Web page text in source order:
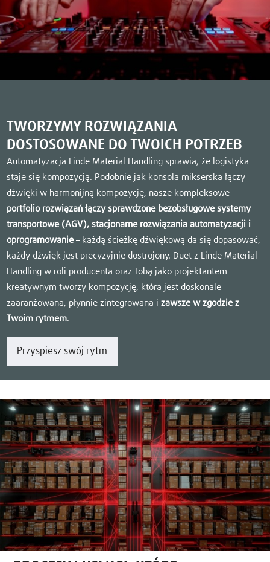
TWORZYMY ROZWIĄZANIA
DOSTOSOWANE DO TWOICH POTRZEB
Automatyzacja Linde Material Handling sprawia, że logistyka
staje się kompozycją. Podobnie jak konsola mikserska łączy
dźwięki w harmonijną kompozycję, nasze kompleksowe
portfolio rozwiązań łączy sprawdzone bezobsługowe systemy
transportowe (AGV), stacjonarne rozwiązania automatyzacji i
oprogramowanie– każdą ścieżkę dźwiękową da się dopasować,
każdy dźwięk jest precyzyjnie dostrojony. Duet z Linde Material
Handling w roli producenta oraz Tobą jako projektantem
kreatywnym tworzy kompozycję, która jest doskonale
zaaranżowana, płynnie zintegrowana izawsze w zgodzie z
Twoim rytmem.
Przyspiesz swój rytm